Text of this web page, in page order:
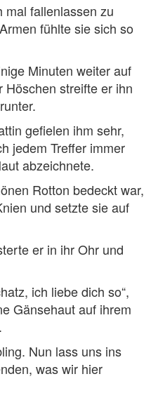
mal fallenlassen zu
fühlte sie sich so
Minuten weiter auf
streifte er ihn
gefielen ihm sehr,
jedem Treffer immer
abzeichnete.
Rotton bedeckt war,
und setzte sie auf
er in ihr Ohr und
ich liebe dich so“,
Gänsehaut auf ihrem
Nun lass uns ins
was wir hier